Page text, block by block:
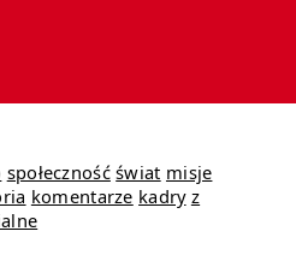
społeczność świat misje
komentarze kadry z